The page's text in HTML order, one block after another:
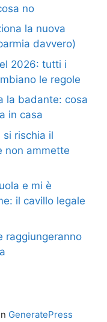
no
la nuova
davvero)
2026: tutti i
le regole
la badante: cosa
in casa
rischia il
non ammette
e mi è
il cavillo legale
raggiungeranno
GeneratePress